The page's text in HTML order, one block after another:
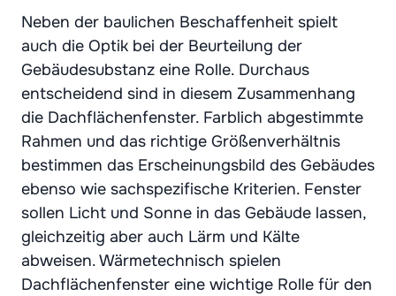
Neben der baulichen Beschaffenheit spielt
auch die Optik bei der Beurteilung der
Gebäudesubstanz eine Rolle. Durchaus
entscheidend sind in diesem Zusammenhang
die Dachflächenfenster. Farblich abgestimmte
Rahmen und das richtige Größenverhältnis
bestimmen das Erscheinungsbild des Gebäudes
ebenso wie sachspezifische Kriterien. Fenster
sollen Licht und Sonne in das Gebäude lassen,
gleichzeitig aber auch Lärm und Kälte
abweisen. Wärmetechnisch spielen
Dachflächenfenster eine wichtige Rolle für den